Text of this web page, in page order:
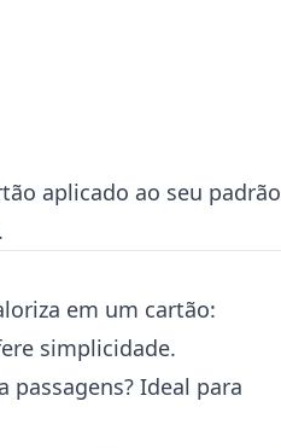
aplicado ao seu padrão
em um cartão:
simplicidade.
passagens? Ideal para